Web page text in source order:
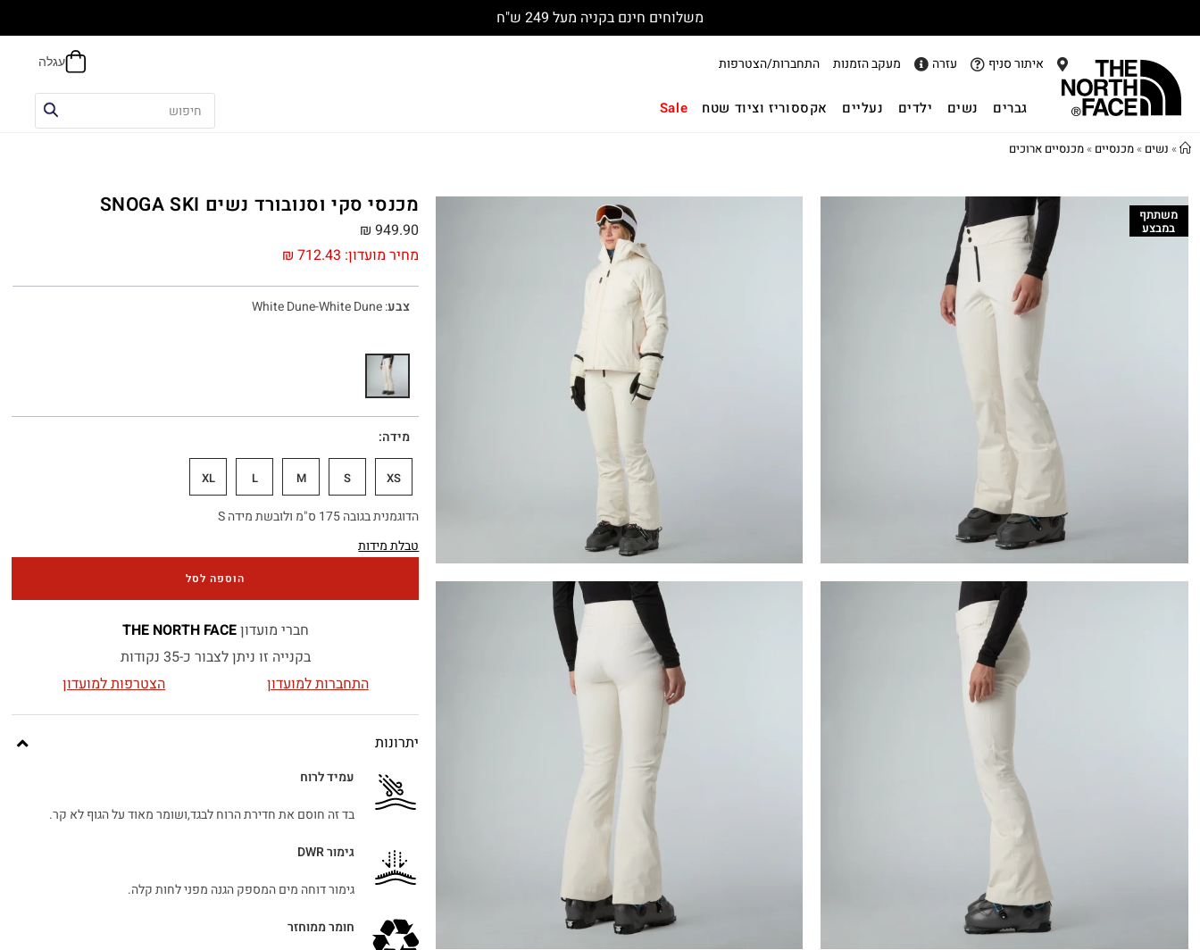
משלוחים חינם בקניה מעל 249 ש"ח
איתור סניף עזרה מעקב הזמנות התחברות/הצטרפות
גברים נשים ילדים נעליים אקססוריז וציוד שטח Sale
» נשים »מכנסיים »מכנסיים ארוכים
משתתף
במבצע
מכנסי סקי וסנובורד נשים SNOGA SKI
מחיר מועדון: ₪ 712.43
₪ 949.90
צבע:
White Dune-White Dune
מידה
XS
S
M
L
XL
הדוגמנית בגובה 175 ס"מ ולובשת מידה S
טבלת מידות
הוספה לסל
חברי מועדוןTHE NORTH FACE
בקנייה זו ניתן לצבור כ-35 נקודות
התחברות למועדון
הצטרפות למועדון
יתרונות
עמיד לרוח
בד זה חוסם את חדירת הרוח לבגד,ושומר מאוד על הגוף לא קר.
גימור DWR
גימור דוחה מים המספק הגנה מפני לחות קלה.
חומר ממוחזר